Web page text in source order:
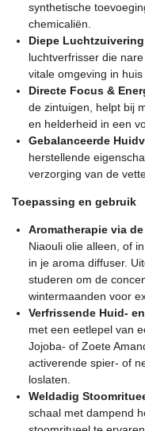
synthetische
chemicaliën.
Diepe
luchtverfrisser die
vitale omgeving in huis
Directe Focus &
de zintuigen, helpt bij
en helderheid in een
Gebalanceerde
herstellende
verzorging van de
Toepassing en gebruik
Aromatherapie via
Niaouli olie alleen, of
in je aroma diffuser.
studeren om de
wintermaanden voor
Verfrissende Huid-
met een eetlepel van
Jojoba- of Zoete
activerende spier- of
loslaten.
Weldadig
schaal met dampend